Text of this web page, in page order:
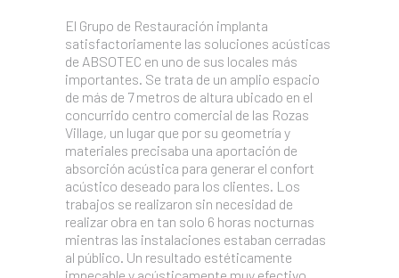
El Grupo de Restauración implanta
satisfactoriamente las soluciones acústicas
de ABSOTEC en uno de sus locales más
importantes. Se trata de un amplio espacio
de más de 7 metros de altura ubicado en el
concurrido centro comercial de las Rozas
Village, un lugar que por su geometría y
materiales precisaba una aportación de
absorción acústica para generar el confort
acústico deseado para los clientes. Los
trabajos se realizaron sin necesidad de
realizar obra en tan solo 6 horas nocturnas
mientras las instalaciones estaban cerradas
al público. Un resultado estéticamente
impecable y acústicamente muy efectivo.